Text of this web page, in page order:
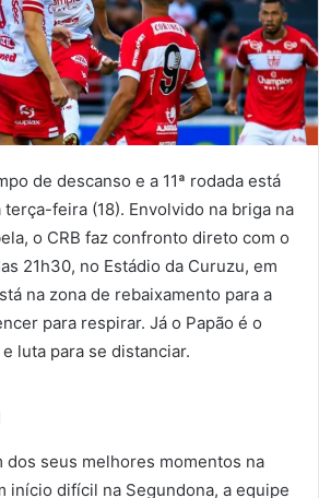
de descanso e a 11ª rodada está
feira (18). Envolvido na briga na
o CRB faz confronto direto com o
21h30, no Estádio da Curuzu, em
na zona de rebaixamento para a
para respirar. Já o Papão é o
luta para se distanciar.
dos seus melhores momentos na
início difícil na Segundona, a equipe